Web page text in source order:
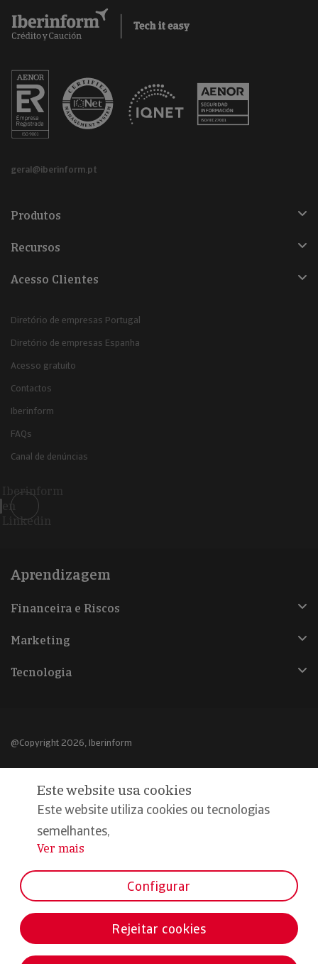
geral@iberinform.pt
Produtos
Recursos
Acesso Clientes
Diretório de empresas Portugal
Diretório de empresas Espanha
Acesso gratuito
Contactos
Iberinform
FAQs
Canal de denúncias
Iberinform
en
Linkedin
Aprendizagem
Financeira e Riscos
Marketing
Tecnologia
@Copyright 2026, Iberinform
Declaração de privacidade
Compromisso qualidade e segurança
Este website usa cookies
Este website utiliza cookies ou tecnologias
semelhantes,
...
Ver mais
Configurar
Rejeitar cookies